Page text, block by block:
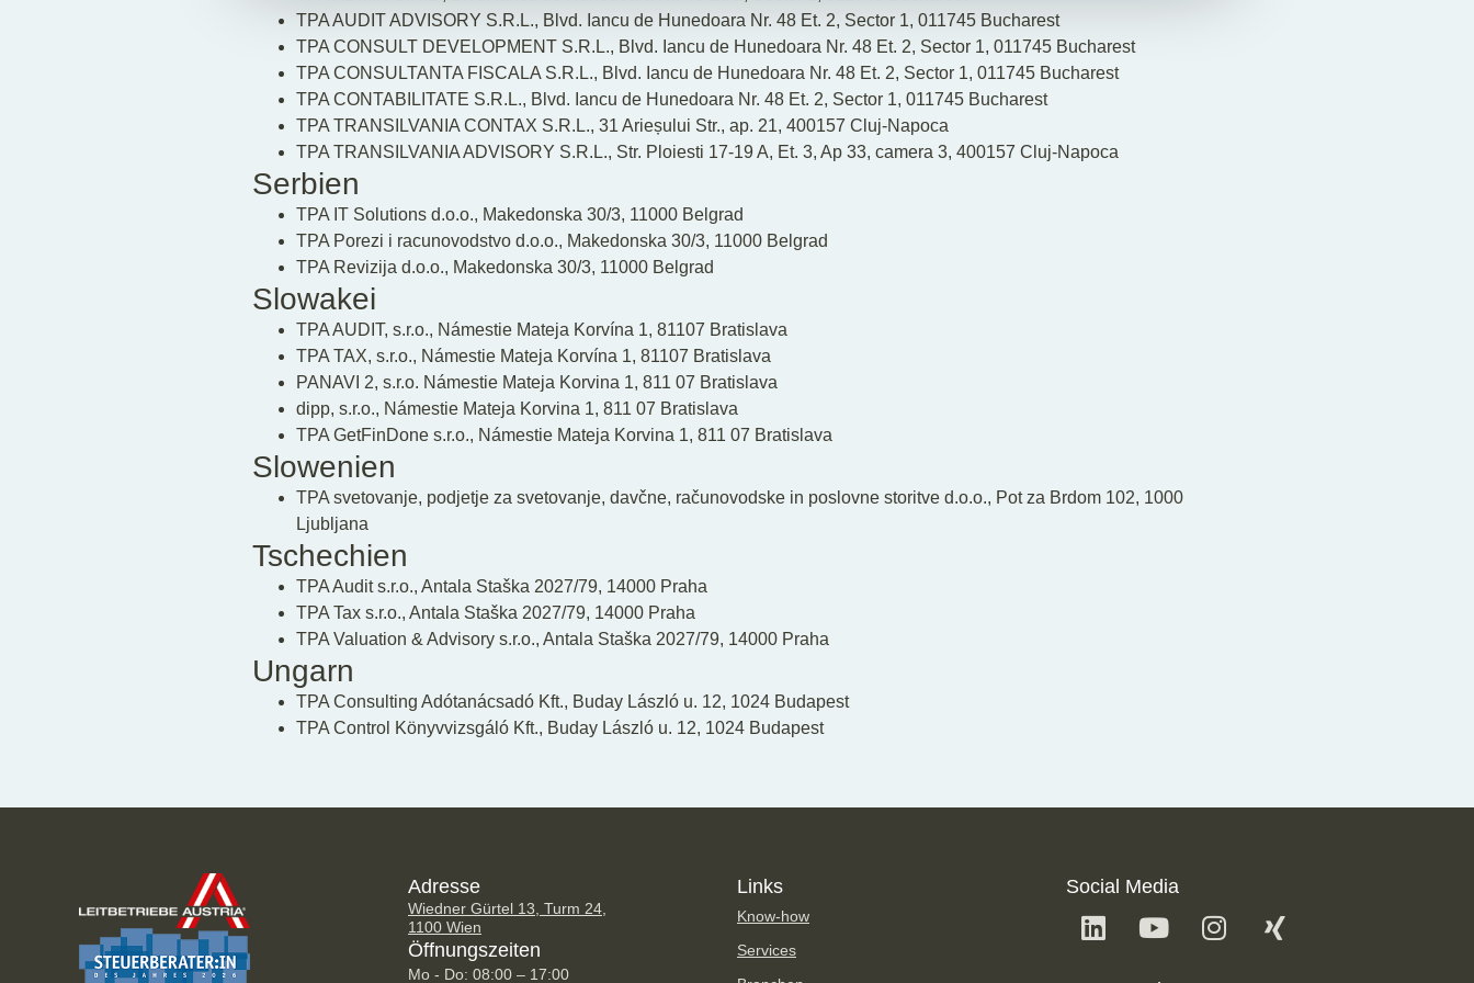
TPA AUDIT ADVISORY S.R.L., Blvd. Iancu de Hunedoara Nr. 48 Et. 2, Sector 1, 011745 Bucharest
TPA CONSULT DEVELOPMENT S.R.L., Blvd. Iancu de Hunedoara Nr. 48 Et. 2, Sector 1, 011745 Bucharest
TPA CONSULTANTA FISCALA S.R.L., Blvd. Iancu de Hunedoara Nr. 48 Et. 2, Sector 1, 011745 Bucharest
TPA CONTABILITATE S.R.L., Blvd. Iancu de Hunedoara Nr. 48 Et. 2, Sector 1, 011745 Bucharest
TPA TRANSILVANIA CONTAX S.R.L., 31 Arieșului Str., ap. 21, 400157 Cluj-Napoca
TPA TRANSILVANIA ADVISORY S.R.L., Str. Ploiesti 17-19 A, Et. 3, Ap 33, camera 3, 400157 Cluj-Napoca
Serbien
TPA IT Solutions d.o.o., Makedonska 30/3, 11000 Belgrad
TPA Porezi i racunovodstvo d.o.o., Makedonska 30/3, 11000 Belgrad
TPA Revizija d.o.o., Makedonska 30/3, 11000 Belgrad
Slowakei
TPA AUDIT, s.r.o., Námestie Mateja Korvína 1, 81107 Bratislava
TPA TAX, s.r.o., Námestie Mateja Korvína 1, 81107 Bratislava
PANAVI 2, s.r.o. Námestie Mateja Korvina 1, 811 07 Bratislava
dipp, s.r.o., Námestie Mateja Korvina 1, 811 07 Bratislava
TPA GetFinDone s.r.o., Námestie Mateja Korvina 1, 811 07 Bratislava
Slowenien
TPA svetovanje, podjetje za svetovanje, davčne, računovodske in poslovne storitve d.o.o., Pot za Brdom 102, 1000
Ljubljana
Tschechien
TPA Audit s.r.o., Antala Staška 2027/79, 14000 Praha
TPA Tax s.r.o., Antala Staška 2027/79, 14000 Praha
TPA Valuation & Advisory s.r.o., Antala Staška 2027/79, 14000 Praha
Ungarn
TPA Consulting Adótanácsadó Kft., Buday László u. 12, 1024 Budapest
TPA Control Könyvvizsgáló Kft., Buday László u. 12, 1024 Budapest
Adresse
Wiedner Gürtel 13, Turm 24,
1100 Wien
Öffnungszeiten
Mo - Do: 08:00 – 17:00
Links
Know-how
Services
Social Media